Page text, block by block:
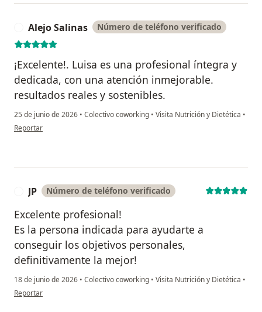
Alejo Salinas Número de teléfono verificado
¡Excelente!. Luisa es una profesional íntegra y
dedicada, con una atención inmejorable.
resultados reales y sostenibles.
25 de junio de 2026 • Colectivo coworking • Visita Nutrición y Dietética •
en opinión del usuario Alejo Salinas
Reportar
JP Número de teléfono verificado
Excelente profesional!
Es la persona indicada para ayudarte a
conseguir los objetivos personales,
definitivamente la mejor!
18 de junio de 2026 • Colectivo coworking • Visita Nutrición y Dietética •
en opinión del usuario JP
Reportar